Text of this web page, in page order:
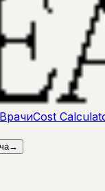
ВрачиCost
→